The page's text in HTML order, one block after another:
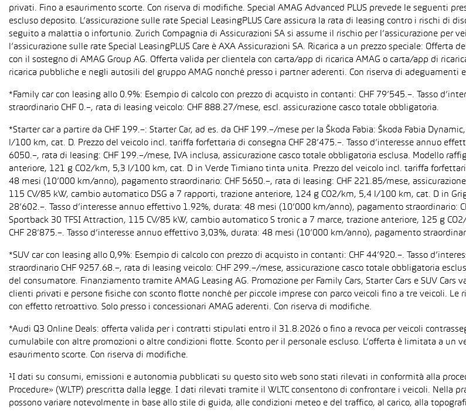
privati. Fino a esaurimento scorte. Con riserva di modifiche. Special AMAG Advanced PLUS prevede le seguenti
escluso deposito. L’assicurazione sulle rate Special LeasingPLUS Care assicura la rata di leasing contro i rischi
seguito a malattia o infortunio. Zurich Compagnia di Assicurazioni SA si assume il rischio per l’assicurazione per
l’assicurazione sulle rate Special LeasingPLUS Care è AXA Assicurazioni SA. Ricarica a un prezzo speciale:
con il sostegno di AMAG Group AG. Offerta valida per clientela con carta/app di ricarica AMAG o carta/app di
ricarica pubbliche e negli autosili del gruppo AMAG nonché presso i partner aderenti. Con riserva di adeguamenti
*Family car con leasing allo 0.9%: Esempio di calcolo con prezzo di acquisto in contanti: CHF 79’545.–. Tasso
straordinario CHF 0.–, rata di leasing veicolo: CHF 888.27/mese, escl. assicurazione casco totale obbligatoria.
*Starter car a partire da CHF 199.–: Starter Car, ad es. da CHF 199.–/mese per la Škoda Fabia: Škoda Fabia
l/100 km, cat. D. Prezzo del veicolo incl. tariffa forfettaria di consegna CHF 28’475.–. Tasso d’interesse annuo
6050.–, rata di leasing: CHF 199.–/mese, IVA inclusa, assicurazione casco totale obbligatoria esclusa. Modello
anteriore, 121 g CO2/km, 5,3 l/100 km, cat. D in Verde Timiano tinta unita. Prezzo del veicolo incl. tariffa
48 mesi (10’000 km/anno), pagamento straordinario: CHF 5650.–, rata di leasing: CHF 221.85/mese,
115 CV/85 kW, cambio automatico DSG a 7 rapporti, trazione anteriore, 124 g CO2/km, 5,4 l/100 km, cat. D in
28’602.–. Tasso d’interesse annuo effettivo 1.92%, durata: 48 mesi (10’000 km/anno), pagamento
Sportback 30 TFSI Attraction, 115 CV/85 kW, cambio automatico S tronic a 7 marce, trazione anteriore, 125 g
CHF 28’875.–. Tasso d’interesse annuo effettivo 3,03%, durata: 48 mesi (10’000 km/anno), pagamento
*SUV car con leasing allo 0,9%: Esempio di calcolo con prezzo di acquisto in contanti: CHF 44’920.–. Tasso
straordinario CHF 9257.68.–, rata di leasing veicolo: CHF 299.–/mese, assicurazione casco totale obbligatoria
del consumatore. Finanziamento tramite AMAG Leasing AG. Promozione per Family Cars, Starter Cars e SUV
clienti privati e persone fisiche con sconto flotte nonché per piccole imprese con parco veicoli fino a tre veicoli.
con effetto retroattivo. Solo presso i concessionari AMAG aderenti. Con riserva di modifiche.
*Audi Q3 Online Deals: offerta valida per i contratti stipulati entro il 31.8.2026 o fino a revoca per veicoli
cumulabile con altre promozioni o altre condizioni flotte. Sconto per il personale escluso. L’offerta è limitata a un
esaurimento scorte. Con riserva di modifiche.
¹I dati su consumi, emissioni e autonomia pubblicati su questo sito web sono stati rilevati in conformità alla
Procedure» (WLTP) prescritta dalla legge. I dati rilevati tramite il WLTC consentono di confrontare i veicoli. Nella
possono variare notevolmente in base allo stile di guida, alle condizioni meteo e del traffico, al carico, alla